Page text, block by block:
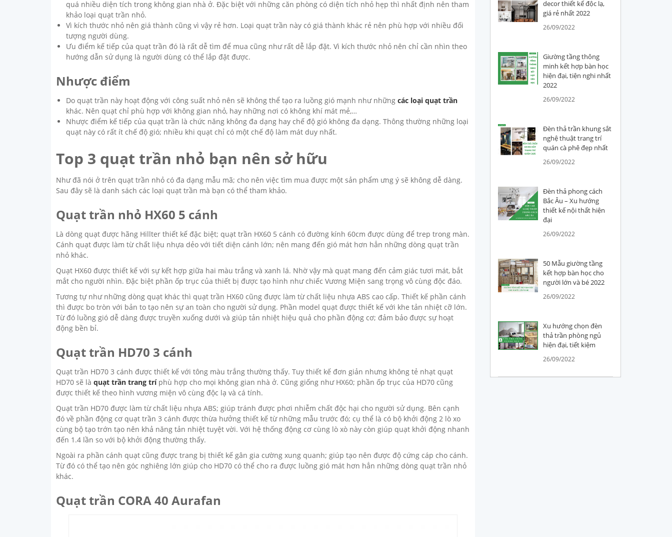
quá nhiều diện tích trong không gian nhà ở. Đặc biệt với những căn phòng có diện tích nhỏ hẹp thì nhất định nên tham
khảo loại quạt trần nhỏ.
Vì kích thước nhỏ nên giá thành cũng vì vậy rẻ hơn. Loại quạt trần này có giá thành khác rẻ nên phù hợp với nhiều đối
tượng người dùng.
Ưu điểm kế tiếp của quạt trần đó là rất dễ tìm để mua cũng như rất dễ lắp đặt. Vì kích thước nhỏ nên chỉ cần nhìn theo
hướng dẫn sử dụng là người dùng có thể lắp đặt được.
Nhược điểm
Do quạt trần này hoạt động với công suất nhỏ nên sẽ không thể tạo ra luồng gió mạnh như những các loại quạt trần
khác. Nên quạt chỉ phù hợp với không gian nhỏ, hay những nơi có không khí mát mẻ,…
Nhược điểm kế tiếp của quạt trần là chức năng không đa dạng hay chế độ gió không đa dạng. Thông thường những loại
quạt này có rất ít chế độ gió; nhiều khi quạt chỉ có một chế độ làm mát duy nhất.
Top 3 quạt trần nhỏ bạn nên sở hữu
Như đã nói ở trên quạt trần nhỏ có đa dạng mẫu mã; cho nên việc tìm mua được một sản phẩm ưng ý sẽ không dễ dàng.
Sau đây sẽ là danh sách các loại quạt trần mà bạn có thể tham khảo.
Quạt trần nhỏ HX60 5 cánh
Là dòng quạt được hãng Hillter thiết kế đặc biệt; quạt trần HX60 5 cánh có đường kính 60cm được dùng để trep trong màn.
Cánh quạt được làm từ chất liệu nhựa dẻo với tiết diện cánh lớn; nên mang đến gió mát hơn hẳn những dòng quạt trần
nhỏ khác.
Quạt HX60 được thiết kế với sự kết hợp giữa hai màu trắng và xanh lá. Nhờ vậy mà quạt mang đến cảm giác tươi mát, bắt
mắt cho người nhìn. Đặc biệt phần ốp trục của thiết bị được tạo hình như chiếc Vương Miện sang trọng vô cùng độc đáo.
Tương tự như những dòng quạt khác thì quạt trần HX60 cũng được làm từ chất liệu nhựa ABS cao cấp. Thiết kế phần cánh
thì được bo tròn với bản to tạo nên sự an toàn cho người sử dụng. Phần model quạt được thiết kế với khe tản nhiệt cỡ lớn.
Từ đó luồng gió dễ dàng được truyền xuống dưới và giúp tản nhiệt hiệu quả cho phần động cơ; đảm bảo được sự hoạt
động bền bỉ.
Quạt trần HD70 3 cánh
Quạt trần HD70 3 cánh được thiết kế với tông màu trắng thường thấy. Tuy thiết kế đơn giản nhưng không tẻ nhạt quạt
HD70 sẽ là quạt trần trang trí phù hợp cho mọi không gian nhà ở. Cũng giống như HX60; phần ốp trục của HD70 cũng
được thiết kế theo hình vương miện vô cùng độc lạ và cá tính.
Quạt trần HD70 được làm từ chất liệu nhựa ABS; giúp tránh được phơi nhiễm chất độc hại cho người sử dụng. Bên cạnh
đó về phần động cơ quạt trần 3 cánh được thừa hưởng thiết kế từ những mẫu trước đó; cụ thể là có bộ khởi động 2 lò xo
cùng bộ tạo trớn tạo nên khả năng tản nhiệt tuyệt vời. Với hệ thống động cơ cùng lò xò này còn giúp quạt khởi động nhanh
đến 1.4 lần so với bộ khởi động thường thấy.
Ngoài ra phần cánh quạt cũng được trang bị thiết kế gân gia cường xung quanh; giúp tạo nên được độ cứng cáp cho cánh.
Từ đó có thể tạo nên góc nghiêng lớn giúp cho HD70 có thể cho ra được luồng gió mát hơn hẳn những dòng quạt trần nhỏ
khác.
Quạt trần CORA 40 Aurafan
decor thiết kế độc lạ,
giá rẻ nhất 2022
26/09/2022
Giường tầng thông
minh kết hợp bàn học
hiện đại, tiện nghi nhất
2022
26/09/2022
Đèn thả trần khung sắt
nghệ thuật trang trí
quán cà phê đẹp nhất
26/09/2022
Đèn thả phong cách
Bắc Âu – Xu hướng
thiết kế nội thất hiện
đại
26/09/2022
50 Mẫu giường tầng
kết hợp bàn học cho
người lớn và bé 2022
26/09/2022
Xu hướng chọn đèn
thả trần phòng ngủ
hiện đại, tiết kiệm
26/09/2022